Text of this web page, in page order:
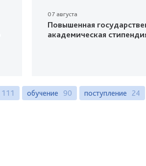
07 августа
Повышенная
академическая
111 обучение 90 поступление 24